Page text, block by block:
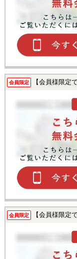
会員限定 【会員様限定
会員限定 【会員様限定